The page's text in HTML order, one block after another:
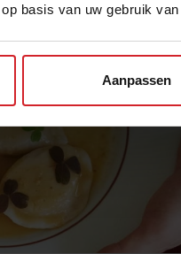
basis van uw gebruik
Aanpassen